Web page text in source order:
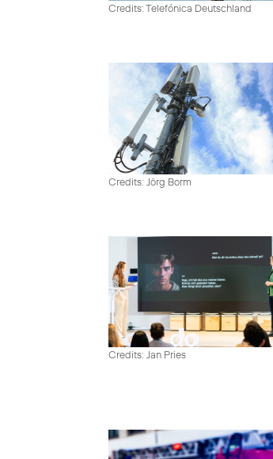
Credits: Telefónica Deutschland
Credits: Jörg Borm
Credits: Jan Pries